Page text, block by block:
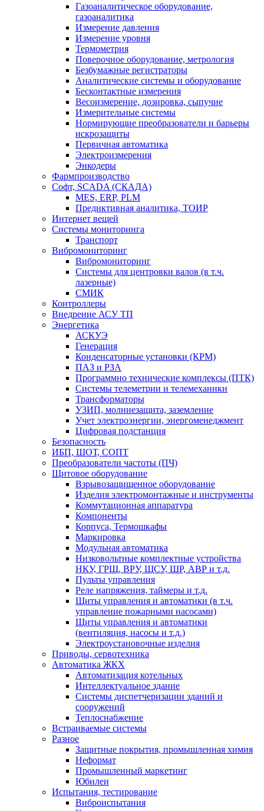
Газоаналитическое оборудование,
газоаналитика
Измерение давления
Измерение уровня
Термометрия
Поверочное оборудование, метрология
Безбумажные регистраторы
Аналитические системы и оборудование
Бесконтактные измерения
Весоизмерение, дозировка, сыпучие
Измерительные системы
Нормирующие преобразователи и барьеры
искрозащиты
Первичная автоматика
Электроизмерения
Энкодеры
Фармпроизводство
Софт, SCADA (СКАДА)
MES, ERP, PLM
Предиктивная аналитика, ТОИР
Интернет вещей
Системы мониторинга
Транспорт
Вибромониторинг
Вибромониторинг
Системы для центровки валов (в т.ч.
лазерные)
СМИК
Контроллеры
Внедрение АСУ ТП
Энергетика
АСКУЭ
Генерация
Конденсаторные установки (КРМ)
ПАЗ и РЗА
Программно технические комплексы (ПТК)
Системы телеметрии и телемеханики
Трансформаторы
УЗИП, молниезащита, заземление
Учет электроэнергии, энергоменеджмент
Цифровая подстанция
Безопасность
ИБП, ШОТ, СОПТ
Преобразователи частоты (ПЧ)
Щитовое оборудование
Взрывозащищенное оборудование
Изделия электромонтажные и инструменты
Коммутационная аппаратура
Компоненты
Корпуса, Термошкафы
Маркировка
Модульная автоматика
Низковольтные комплектные устройства
НКУ, ГРЩ, ВРУ, ЩСУ, ШР, АВР и т.д.
Пульты управления
Реле напряжения, таймеры и т.д.
Щиты управления и автоматики (в т.ч.
управление пожарными насосами)
Щиты управления и автоматики
(вентиляция, насосы и т.д.)
Электроустановочные изделия
Приводы, сервотехника
Автоматика ЖКХ
Автоматизация котельных
Интеллектуальное здание
Системы диспетчеризации зданий и
сооружений
Теплоснабжение
Встраиваемые системы
Разное
Защитные покрытия, промышленная химия
Неформат
Промышленный маркетинг
Юбилеи
Испытания, тестирование
Виброиспытания